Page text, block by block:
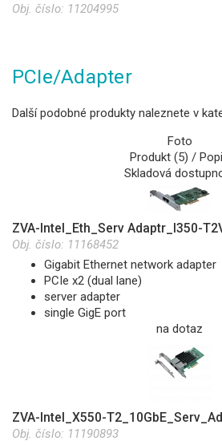
Obj. číslo: 11204995
PCIe/Adapter
Další podobné produkty naleznete v
Foto
Produkt (5) /
Skladová
ZVA-Intel_Eth_Serv Adaptr_I350-
Obj. číslo: 11168452
Gigabit Ethernet network adapter
PCIe x2 (dual lane)
server adapter
single GigE port
na dotaz
ZVA-Intel_X550-
Obj. číslo: 11190893